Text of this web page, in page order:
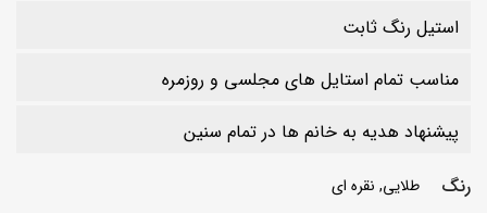
استیل رنگ ثابت
مناسب تمام استایل های مجلسی و روزمره
پیشنهاد هدیه به خانم ها در تمام سنین
رنگ
طلایی, نقره ای